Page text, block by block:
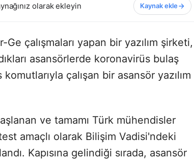
olarak ekleyin Kaynak ekle
çalışmaları yapan bir yazılım şirketi,
asansörlerde koronavirüs bulaş
çalışan bir asansör yazılım
ve tamamı Türk mühendisler
amaçlı olarak Bilişim Vadisi'ndeki
Kapısına gelindiği sırada, asansör